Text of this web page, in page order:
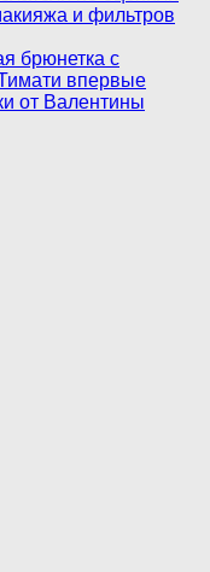
и фильтров
брюнетка с
впервые
от Валентины